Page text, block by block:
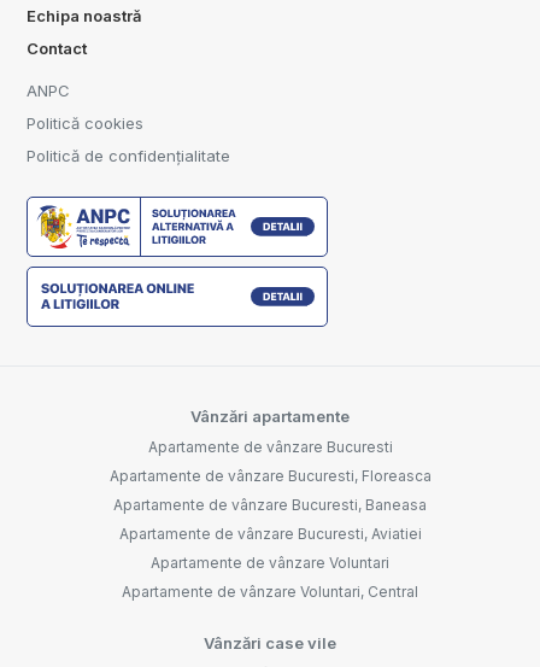
Echipa noastră
Contact
ANPC
Politică cookies
Politică de confidențialitate
Vânzări apartamente
Apartamente de vânzare Bucuresti
Apartamente de vânzare Bucuresti, Floreasca
Apartamente de vânzare Bucuresti, Baneasa
Apartamente de vânzare Bucuresti, Aviatiei
Apartamente de vânzare Voluntari
Apartamente de vânzare Voluntari, Central
Vânzări case vile